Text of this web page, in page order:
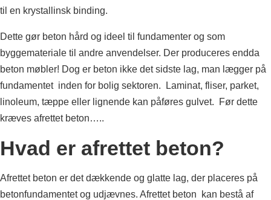
til en krystallinsk binding.
Dette gør beton hård og ideel til fundamenter og som
byggemateriale til andre anvendelser. Der produceres endda
beton møbler! Dog er beton ikke det sidste lag, man lægger på
fundamentet inden for bolig sektoren. Laminat, fliser, parket,
linoleum, tæppe eller lignende kan påføres gulvet. Før dette
kræves afrettet beton…..
Hvad er afrettet beton?
Afrettet beton er det dækkende og glatte lag, der placeres på
betonfundamentet og udjævnes. Afrettet beton kan bestå af